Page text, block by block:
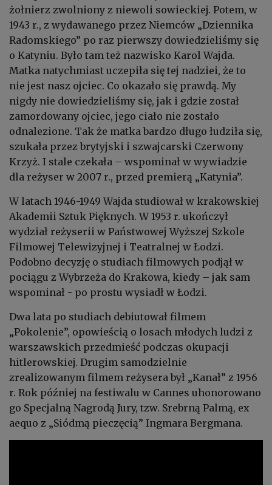
żołnierz zwolniony z niewoli sowieckiej. Potem, w
1943 r., z wydawanego przez Niemców „Dziennika
Radomskiego” po raz pierwszy dowiedzieliśmy się
o Katyniu. Było tam też nazwisko Karol Wajda.
Matka natychmiast uczepiła się tej nadziei, że to
nie jest nasz ojciec. Co okazało się prawdą. My
nigdy nie dowiedzieliśmy się, jak i gdzie został
zamordowany ojciec, jego ciało nie zostało
odnalezione. Tak że matka bardzo długo łudziła się,
szukała przez brytyjski i szwajcarski Czerwony
Krzyż. I stale czekała – wspominał w wywiadzie
dla reżyser w 2007 r., przed premierą „Katynia”.
W latach 1946-1949 Wajda studiował w krakowskiej
Akademii Sztuk Pięknych. W 1953 r. ukończył
wydział reżyserii w Państwowej Wyższej Szkole
Filmowej Telewizyjnej i Teatralnej w Łodzi.
Podobno decyzję o studiach filmowych podjął w
pociągu z Wybrzeża do Krakowa, kiedy – jak sam
wspominał - po prostu wysiadł w Łodzi.
Dwa lata po studiach debiutował filmem
„Pokolenie”, opowieścią o losach młodych ludzi z
warszawskich przedmieść podczas okupacji
hitlerowskiej. Drugim samodzielnie
zrealizowanym filmem reżysera był „Kanał” z 1956
r. Rok później na festiwalu w Cannes uhonorowano
go Specjalną Nagrodą Jury, tzw. Srebrną Palmą, ex
aequo z „Siódmą pieczęcią” Ingmara Bergmana.